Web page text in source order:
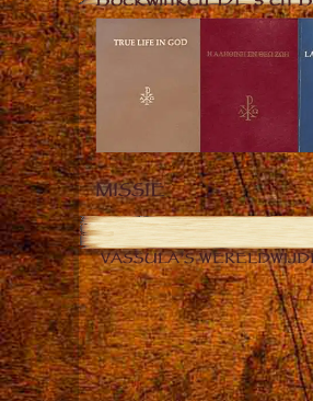
MISSIE
VASSULA’S